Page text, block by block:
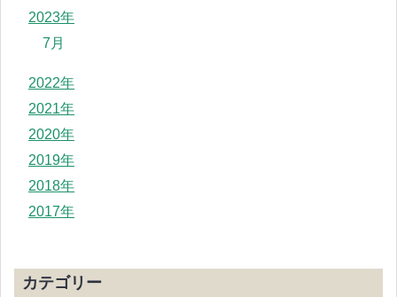
2023年
7月
2022年
2021年
2020年
2019年
2018年
2017年
カテゴリー